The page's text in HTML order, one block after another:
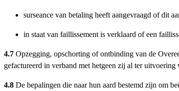
surseance van betaling heeft aangevraagd of dit
in staat van faillissement is verklaard of een
4.7 Opzegging, opschorting of ontbinding van de
gefactureerd in verband met hetgeen zij al ter
4.8 De bepalingen die naar hun aard bestemd zijn om